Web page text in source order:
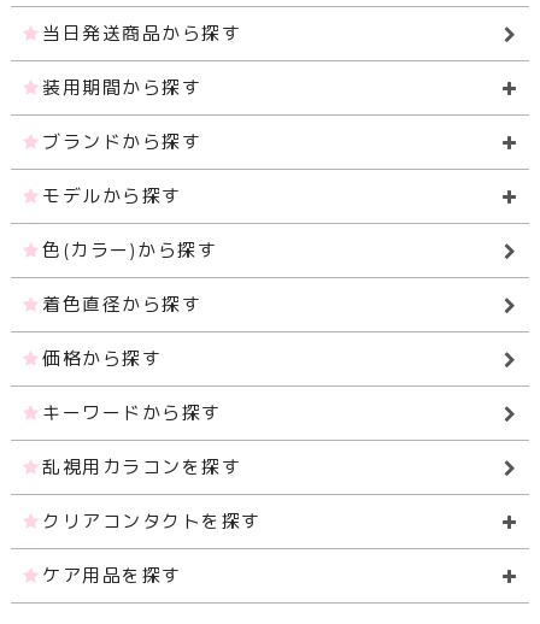
当日発送商品から探す
装用期間から探す
ブランドから探す
モデルから探す
色(カラー)から探す
着色直径から探す
価格から探す
キーワードから探す
乱視用カラコンを探す
クリアコンタクトを探す
ケア用品を探す